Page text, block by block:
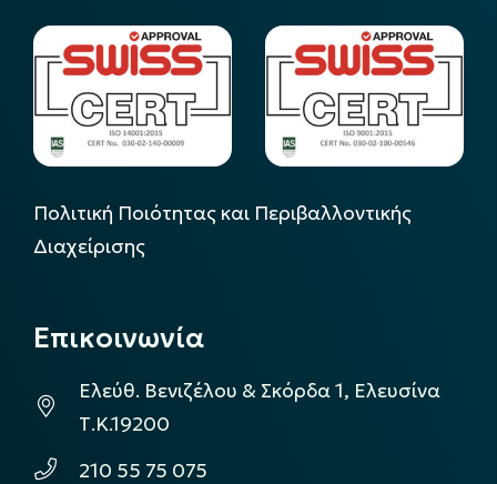
Πολιτική Ποιότητας και Περιβαλλοντικής
Διαχείρισης
Επικοινωνία
Ελεύθ. Βενιζέλου & Σκόρδα 1, Ελευσίνα
Τ.Κ.19200
210 55 75 075